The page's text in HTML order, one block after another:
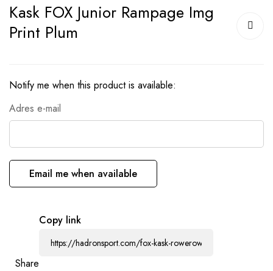
na
początek
Kask FOX Junior Rampage Img
Print Plum
Notify me when this product is available:
Adres e-mail
Email me when available
Share
Copy link